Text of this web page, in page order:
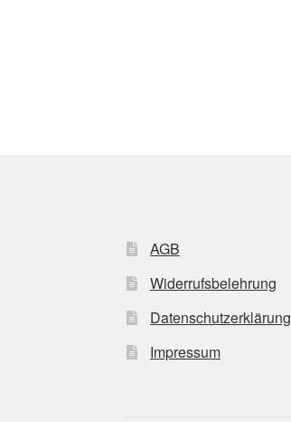
AGB
Widerrufsbelehrung
Datenschutzerklärung
Impressum